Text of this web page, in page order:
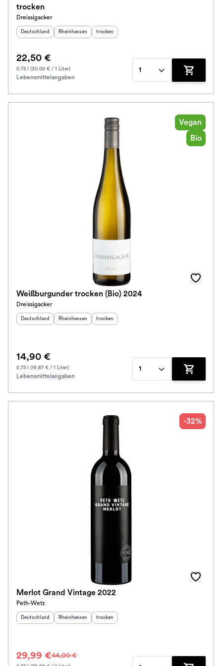
trocken
Dreissigacker
Herkunftsland
Deutschland Herkunftsregion :
Rheinhessen Geschmack
trocken
22,50 €
0.75 l (30.00 € / 1 Liter)
Lebensmittelangaben
1
Zum
Vegan
Bio
Weißburgunder trocken (Bio) 2024
Dreissigacker
Herkunftsland
Deutschland Herkunftsregion :
Rheinhessen Geschmack
trocken
14,90 €
0.75 l (19.87 € / 1 Liter)
Lebensmittelangaben
1
Zum
-32%
Merlot Grand Vintage 2022
Peth-Wetz
Herkunftsland
Deutschland Herkunftsregion :
Rheinhessen Geschmack
trocken
29,99 €44,00 €